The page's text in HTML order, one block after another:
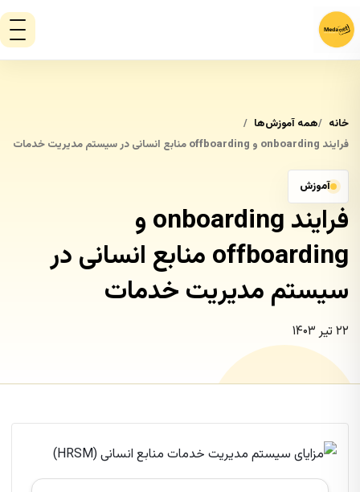
خانه
همه آموزش‌ها
فرایند onboarding و offboarding منابع انسانی در سیستم مدیریت خدمات
آموزش
فرایند onboarding و
offboarding منابع انسانی در
سیستم مدیریت خدمات
۲۲ تیر ۱۴۰۳